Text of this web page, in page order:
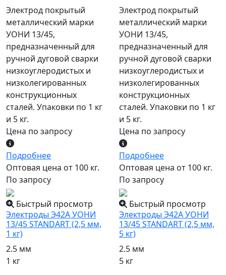
Электрод покрытый
металлический марки
УОНИ 13/45,
предназначенный для
ручной дуговой сварки
низкоуглеродистых и
низколегированных
конструкционных
сталей. Упаковки по 1 кг
и 5 кг.
Цена по запросу
Подробнее
Оптовая цена от 100 кг.
По запросу
Электрод покрытый
металлический марки
УОНИ 13/45,
предназначенный для
ручной дуговой сварки
низкоуглеродистых и
низколегированных
конструкционных
сталей. Упаковки по 1 кг
и 5 кг.
Цена по запросу
Подробнее
Оптовая цена от 100 кг.
По запросу
Быстрый просмотр
Электроды Э42А УОНИ
13/45 STANDART (2,5 мм,
1 кг)
2.5 мм
1 кг
Быстрый просмотр
Электроды Э42А УОНИ
13/45 STANDART (2,5 мм,
5 кг)
2.5 мм
5 кг